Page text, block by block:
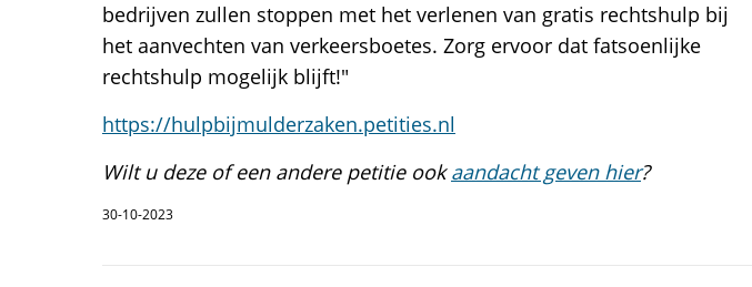
bedrijven zullen stoppen met het verlenen van gratis rechtshulp bij
het aanvechten van verkeersboetes. Zorg ervoor dat fatsoenlijke
rechtshulp mogelijk blijft!"
https://hulpbijmulderzaken.petities.nl
Wilt u deze of een andere petitie ookaandacht geven hier?
30-10-2023